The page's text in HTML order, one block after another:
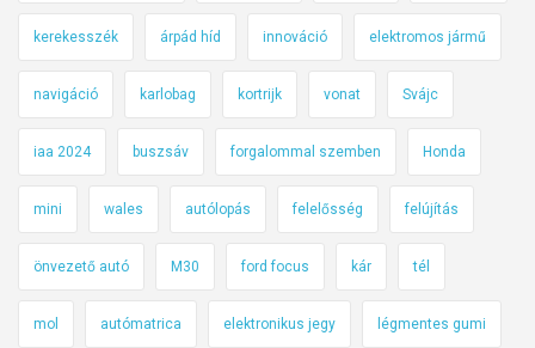
kerekesszék árpád híd innováció elektromos jármű
navigáció karlobag kortrijk vonat Svájc
iaa 2024 buszsáv forgalommal szemben Honda
mini wales autólopás felelősség felújítás
önvezető autó M30 ford focus kár tél
mol autómatrica elektronikus jegy légmentes gumi